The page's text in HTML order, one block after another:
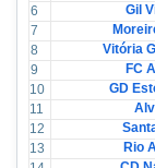
6
Gil
7
8
Vitória
9
FC
10
GD
11
12
13
Rio